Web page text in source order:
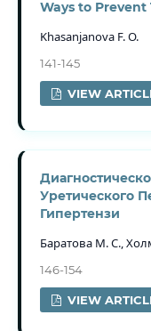
Ways to
Khasanjanova F. O.
141-145
VIEW
Уретического
Гипертензи
Баратова М. С.,
146-154
VIEW